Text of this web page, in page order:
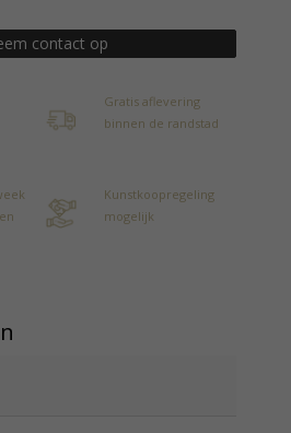
contact op
Gratis aflevering
binnen de randstad
Kunstkoopregeling
mogelijk